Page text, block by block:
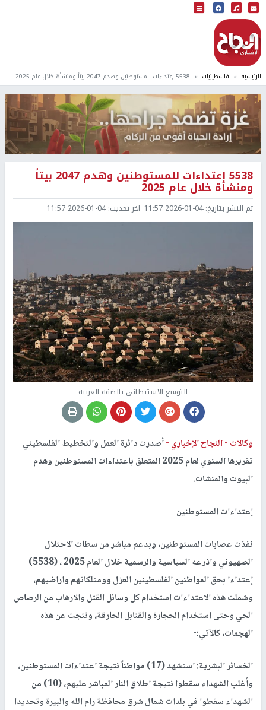
البث المباشر
إذاعة النجاح
الرئيسية فلسطينيات 5538 إعتداءات للمستوطنين وهدم 2047 بيتاً ومنشأة خلال عام 2025
5538 إعتداءات للمستوطنين وهدم 2047 بيتاً
ومنشأة خلال عام 2025
تم النشر بتاريخ:2026-01-04 11:57 اخر تحديث:2026-01-04 11:57
التوسع الاستيطاني بالضفة العربية
وكالات -النجاح الإخباري -أصدرت دائرة العمل والتخطيط الفلسطيني
تقريرها السنوي لعام 2025 المتعلق باعتداءات المستوطنين وهدم
البيوت والمنشات.
إعتداءات المستوطنين
نفذت عصابات المستوطنين، وبدعم مباشر من سطات الاحتلال
الصهيوني واذرعه السياسية والرسمية خلال العام 2025 ، (5538)
إعتداءا بحق المواطنين الفلسطينين العزل وومتلكاتهم واراضيهم،
وشملت هذه الاعتداءات استخدام كل وسائل القتل والارهاب من الرصاص
الحي وحتى استخدام الحجارة والقنابل الحارقة، ونتجت عن هذه
الهجمات، كالآتي:-
الخسائر البشرية: استشهد (17) مواطناً نتيجة اعتداءات المستوطنين،
وأغلب الشهداء سقطوا نتيجة اطلاق النار المباشر عليهم، (10) من
الشهداء سقطوا في بلدات شمال شرق محافظة رام الله والبيرة وتحديدا